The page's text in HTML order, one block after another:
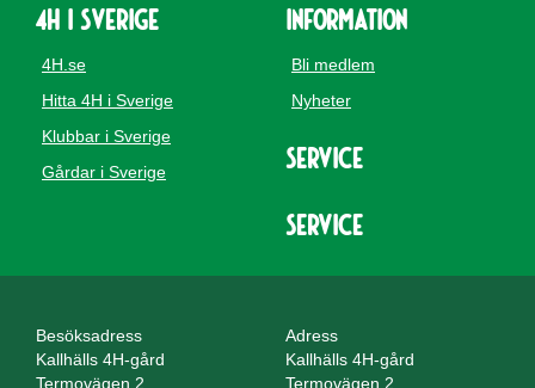
4H i Sverige
4H.se
Hitta 4H i Sverige
Klubbar i Sverige
Gårdar i Sverige
Information
Bli medlem
Nyheter
Service
Service
Besöksadress
Kallhälls 4H-gård
Termovägen 2
Adress
Kallhälls 4H-gård
Termovägen 2